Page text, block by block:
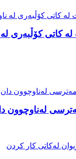
کاتی کۆڵبەری لە
لەناوچوون